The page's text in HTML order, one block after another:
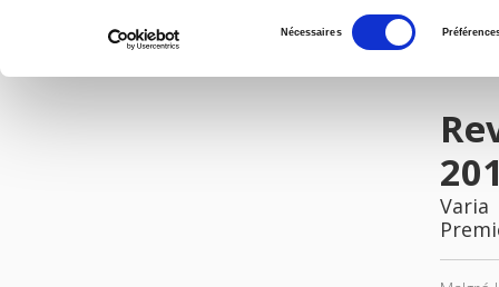
consentement
Nécessaires
IMAGES
Varia